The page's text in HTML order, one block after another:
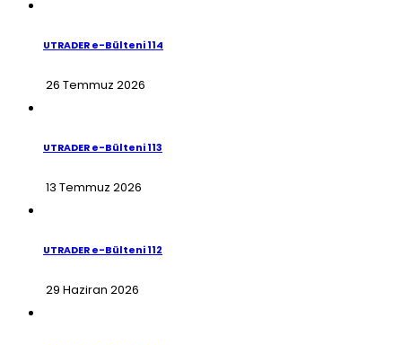
UTRADER e-Bülteni 114
26 Temmuz 2026
UTRADER e-Bülteni 113
13 Temmuz 2026
UTRADER e-Bülteni 112
29 Haziran 2026